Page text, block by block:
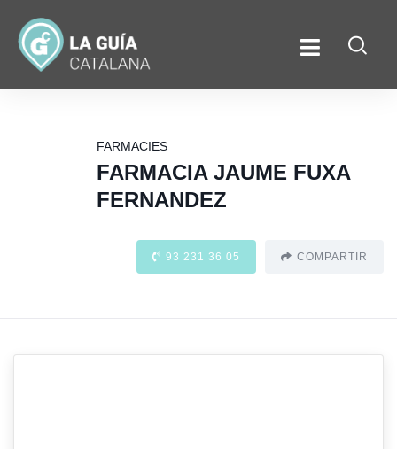
FARMACIES
FARMACIA JAUME FUXA
FERNANDEZ
93 231 36 05 COMPARTIR